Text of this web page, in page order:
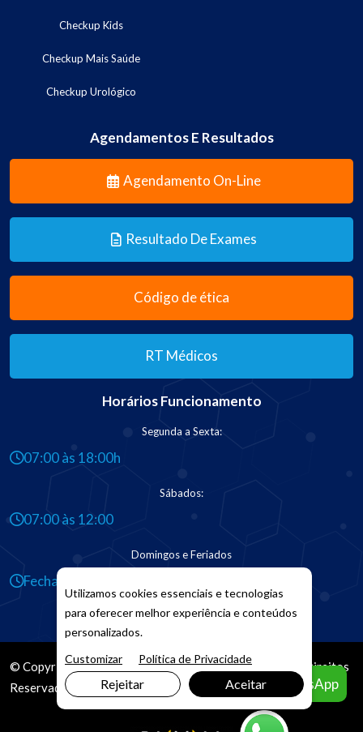
Checkup Kids
Checkup Mais Saúde
Checkup Urológico
Agendamentos E Resultados
Agendamento On-Line
Resultado De Exames
Código de ética
RT Médicos
Horários Funcionamento
Segunda a Sexta:
07:00 às 18:00h
Sábados:
07:00 às 12:00
Domingos e Feriados
Fechado
© Copyright 2026. DIVIAMarketing Digital. Todos os Direitos
Reservados
Agendar pelo WhatsApp
Utilizamos cookies essenciais e tecnologias
para oferecer melhor experiência e conteúdos
personalizados.
Customizar
Política de Privacidade
Rejeitar Aceitar